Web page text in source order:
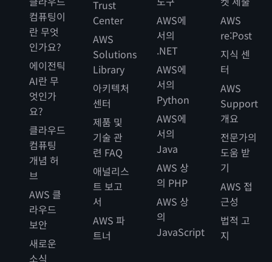
컴퓨팅이
란 무엇
인가요?
에이전틱
AI란 무
엇인가
요?
클라우드
컴퓨팅
개념 허
브
AWS 클
라우드
보안
새로운
소식
Trust
Center
AWS
Solutions
Library
아키텍처
센터
제품 및
기술 관
련 FAQ
애널리스
트 보고
서
AWS 파
트너
AWS에
서의
.NET
AWS에
서의
Python
AWS에
서의
Java
AWS 상
의 PHP
AWS 상
의
JavaScript
AWS
re:Post
지식 센
터
AWS
Support
개요
전문가의
도움 받
기
AWS 접
근성
법적 고
지